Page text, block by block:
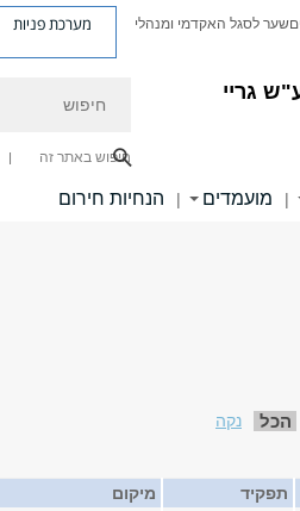
גריי
שער לסגל האקדמי ומנהלי מערכת פניות
חיפוש באתר זה
| מועמדים | הנחיות חירום
הכל
נקה
תפקיד מיקום